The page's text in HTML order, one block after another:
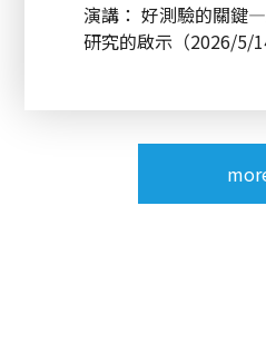
演講： 好測驗的關鍵
研究的啟示（2026/5/